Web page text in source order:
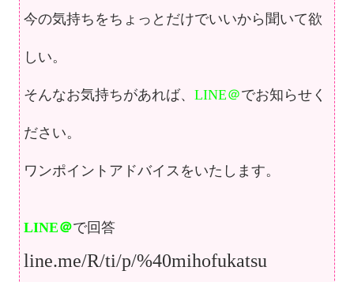
今の気持ちをちょっとだけでいいから 聞いて欲
しい。
そんなお気持ちがあれば、LINE＠でお知らせく
ださい。
ワンポイントアドバイスをいたします。
LINE＠で回答
line.me/R/ti/p/%40mihofukatsu